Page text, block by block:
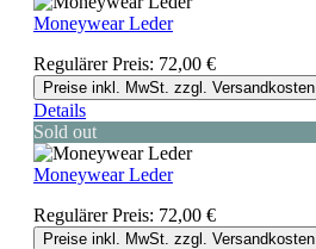
Moneywear Leder
Regulärer Preis: 72,00 €
Preise inkl. MwSt. zzgl. Versandkosten
Details
Sold out
Moneywear Leder
Regulärer Preis: 72,00 €
Preise inkl. MwSt. zzgl. Versandkosten